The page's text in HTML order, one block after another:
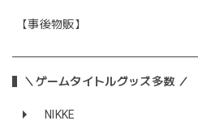
【事後物販】
＼ゲームタイトルグッズ多数 ／
NIKKE